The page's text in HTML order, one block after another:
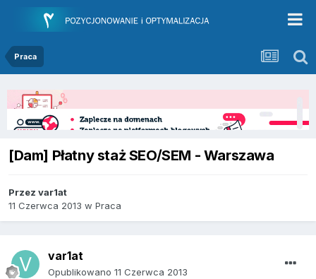
Praca
[Dam] Płatny staż SEO/SEM - Warszawa
Przez var1at
11 Czerwca 2013 w Praca
var1at
Opublikowano 11 Czerwca 2013